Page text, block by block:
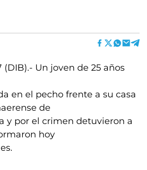
(DIB).- Un joven de 25 años
en el pecho frente a su casa
de
y por el crimen detuvieron a
hoy